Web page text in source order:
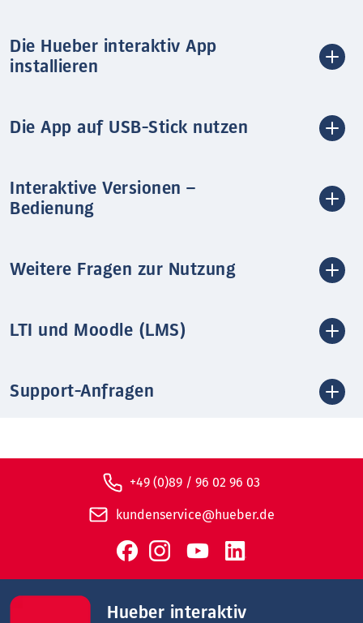
Die Hueber interaktiv App
installieren
Die App auf USB-Stick nutzen
Interaktive Versionen –
Bedienung
Weitere Fragen zur Nutzung
LTI und Moodle (LMS)
Support-Anfragen
+49 (0)89 / 96 02 96 03
kundenservice@hueber.de
Hueber interaktiv